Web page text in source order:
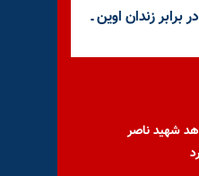
برابر زندان اوین ـ
شهید ناصر